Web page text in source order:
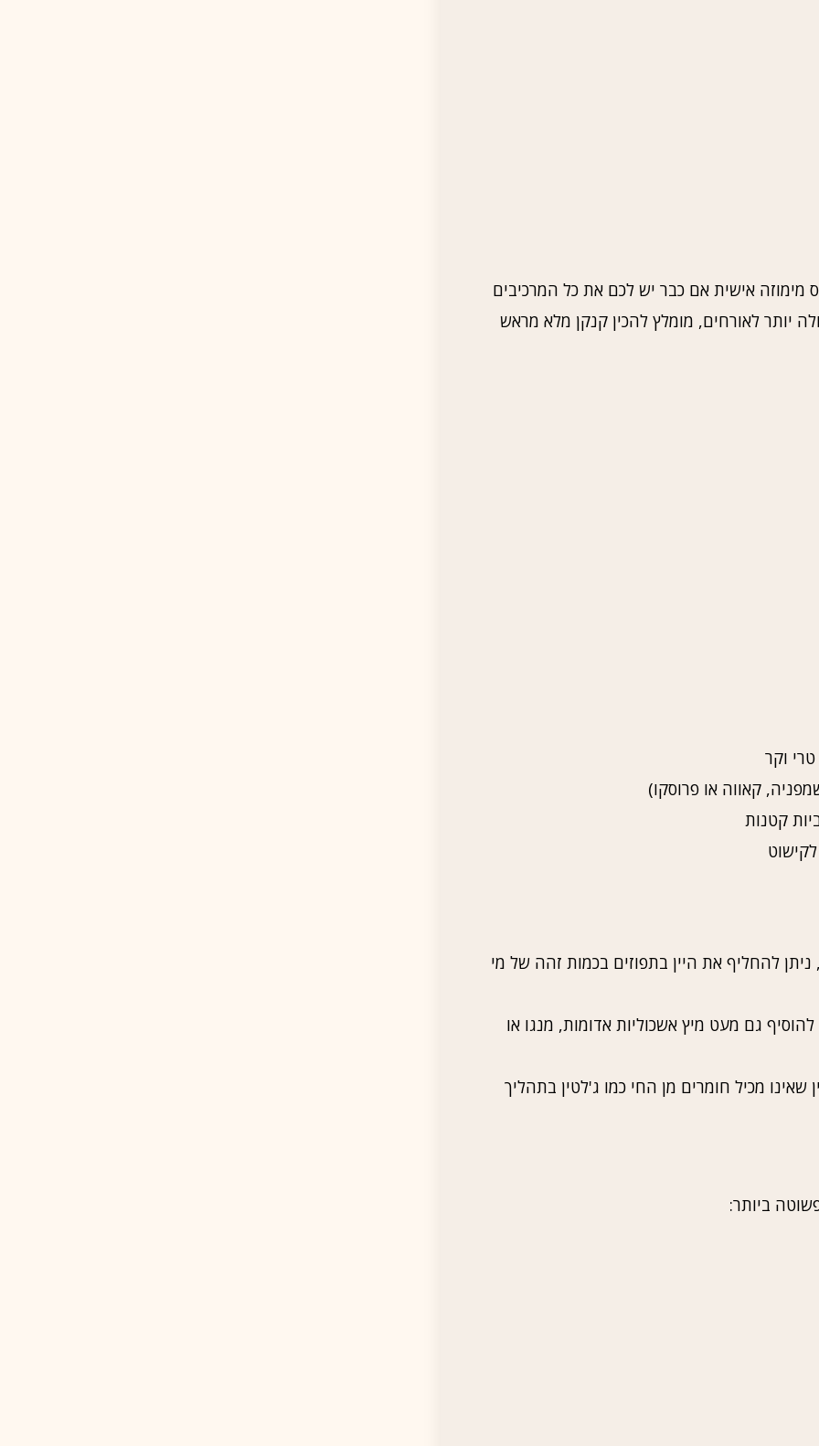
מימוזה אישית אם כבר יש לכם את כל המרכיבים
יותר לאורחים, מומלץ להכין קנקן מלא מראש
קטנות
להחליף את היין בתפוזים בכמות זהה של מי
גם מעט מיץ אשכוליות אדומות, מנגו או
מכיל חומרים מן החי כמו ג'לטין בתהליך
ביותר: